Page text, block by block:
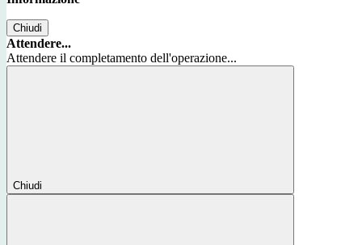
Chiudi
Attendere...
Attendere il completamento dell'operazione...
Chiudi